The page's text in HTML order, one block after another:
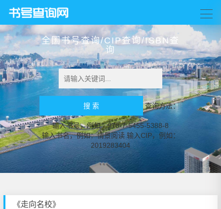
全国书号查询/CIP查询/ISBN查
询
查询方法：
输入书号，例如：978-7-5455-5388-8
输入书名，例如：情景阅读 输入CIP，例如：
2019283404
《走向名校》